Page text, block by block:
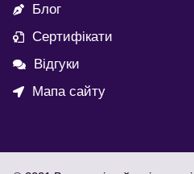
Блог
Сертифікати
Відгуки
Мапа сайту